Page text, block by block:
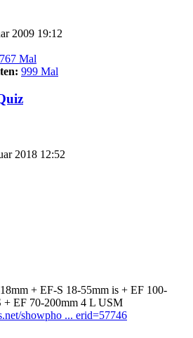
2009 19:12
767 Mal
999 Mal
2018 12:52
+ EF-S 18-55mm is + EF 100-
EF 70-200mm 4 L USM
showpho ... erid=57746